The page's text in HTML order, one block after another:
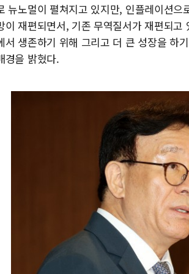
뉴노멀이 펼쳐지고 있지만, 인플레이션
이 재편되면서, 기존 무역질서가 재편되
서 생존하기 위해 그리고 더 큰 성장을 하
경을 밝혔다.